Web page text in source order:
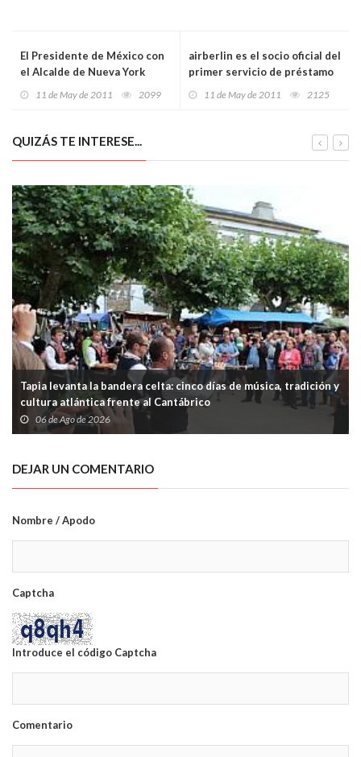
El Presidente de México con
el Alcalde de Nueva York
11 de May de 2011 2099
airberlin es el socio oficial del
primer servicio de préstamo
11 de May de 2011 2125
QUIZÁS TE INTERESE...
Tapia levanta la bandera celta: cinco días de música, tradición y
cultura atlántica frente al Cantábrico
06 de Ago de 2026
DEJAR UN COMENTARIO
Nombre / Apodo
Captcha
Introduce el código Captcha
Comentario